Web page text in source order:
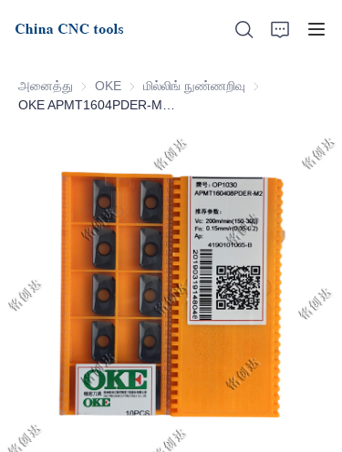
அனைத்து OKE OKEமில்லிங் நுண்ணறிவு மில்லிங் நுண்ணறிவு
எங்களைப் பற்றி
தயாரிப்புகள்
செய்திகள்
ஆதரவு